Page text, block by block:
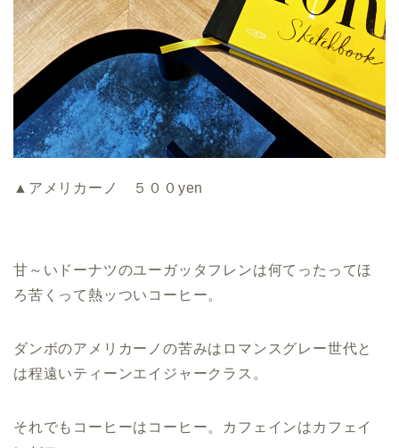
▲アメリカーノ ５００yen
甘～いドーナツのユーガッタフレンは何てったってほ
ろ苦くって熱ッついコーヒー。
ダンボのアメリカーノの苦みはロマンスグレー世代と
は程遠いティーンエイジャークラス。
それでもコーヒーはコーヒー。カフェインはカフェイ